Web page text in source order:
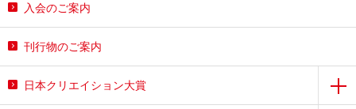
入会のご案内
刊行物のご案内
日本クリエイション大賞